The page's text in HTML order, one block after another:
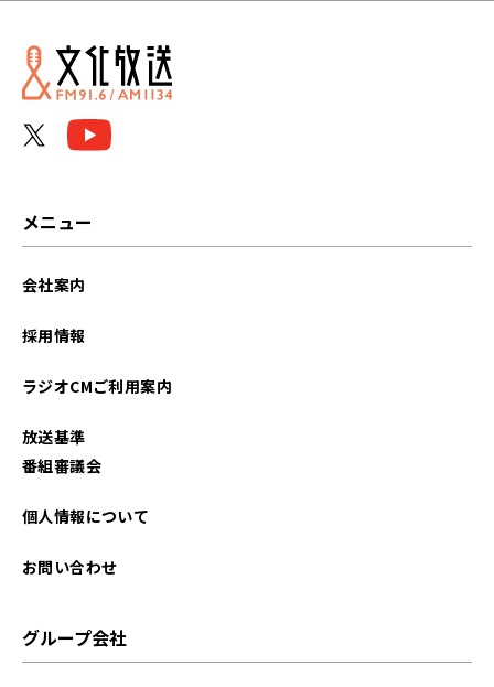
メニュー
会社案内
採用情報
ラジオCMご利用案内
放送基準
番組審議会
個人情報について
お問い合わせ
グループ会社